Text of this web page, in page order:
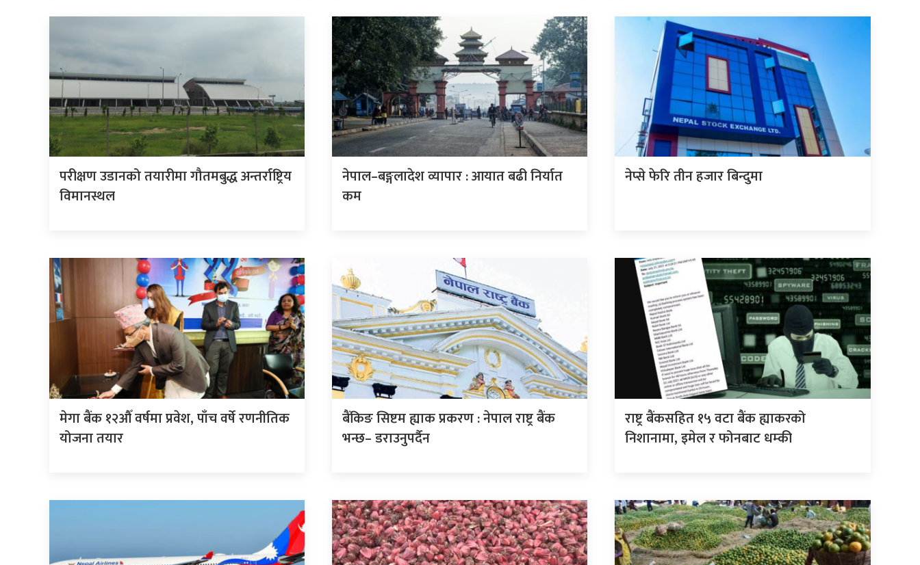
परीक्षण उडानको तयारीमा गौतमबुद्ध अन्तर्राष्ट्रिय
विमानस्थल
नेपाल–बङ्गलादेश व्यापार : आयात बढी निर्यात
कम
नेप्से फेरि तीन हजार बिन्दुमा
मेगा बैंक १२औँ वर्षमा प्रवेश, पाँच वर्षे रणनीतिक
योजना तयार
बैंकिङ सिष्टम ह्याक प्रकरण : नेपाल राष्ट्र बैंक
भन्छ– डराउनुपर्दैन
राष्ट्र बैंकसहित १५ वटा बैंक ह्याकरको
निशानामा, इमेल र फोनबाट धम्की